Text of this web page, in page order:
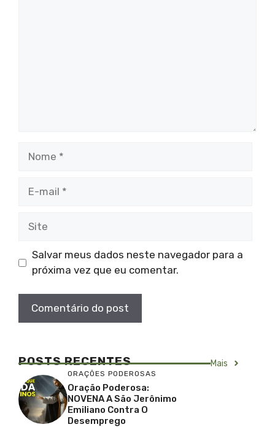
Salvar meus dados neste navegador para a
próxima vez que eu comentar.
POSTS RECENTES Mais
ORAÇÕES PODEROSAS
Oração Poderosa:
NOVENA A São Jerônimo
Emiliano Contra O
Desemprego